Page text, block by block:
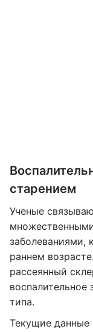
старением
Ученые
заболеваниями,
раннем
рассеянный
воспалительное
типа.
Текущие